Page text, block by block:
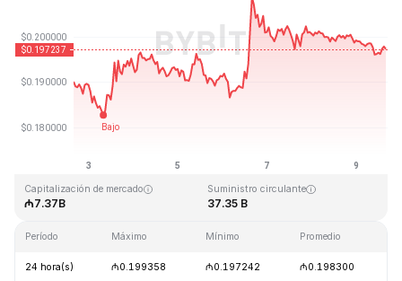
Última actualización: 2026-08-09, 15:33 GMT+0
₼0.019253
Capitalización de mercado
₼7.37B
Suministro circulante
37.35 B
Período Máximo Mínimo Promedio
24 hora(s) ₼0.199358 ₼0.197242 ₼0.198300